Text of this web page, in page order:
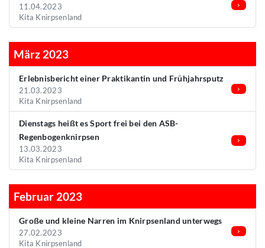
11.04.2023
Kita Knirpsenland
März 2023
Erlebnisbericht einer Praktikantin und Frühjahrsputz
21.03.2023
Kita Knirpsenland
Dienstags heißt es Sport frei bei den ASB-
Regenbogenknirpsen
13.03.2023
Kita Knirpsenland
Februar 2023
Große und kleine Narren im Knirpsenland unterwegs
27.02.2023
Kita Knirpsenland